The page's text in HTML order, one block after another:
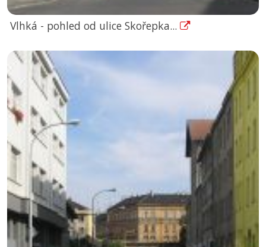
Vlhká - pohled od ulice Skořepka...